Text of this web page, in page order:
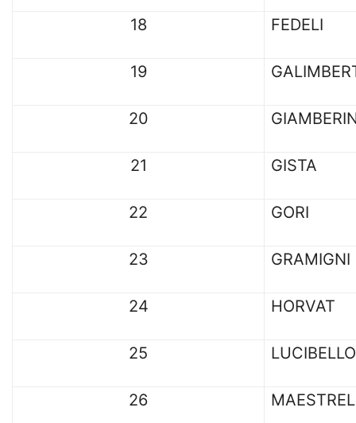
18 FEDELI
19
20
21 GISTA
22 GORI
23 GRAMIGNI
24 HORVAT
25 LUCIBELLO
26